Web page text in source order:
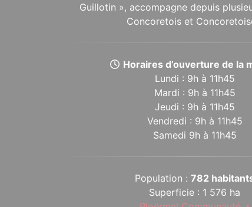
Guillotin », accompagne depuis
Concoretois et
Horaires d’ouverture de la
Lundi : 9h à 11h45
Mardi : 9h à 11h45
Jeudi : 9h à 11h45
Vendredi : 9h à 11h45
Samedi 9h à 11h45
Population :782
Superficie : 1 576 ha